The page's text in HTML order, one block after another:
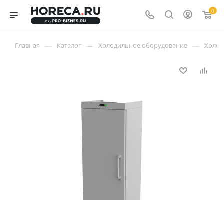
0
Главная — Каталог — Холодильное оборудование —